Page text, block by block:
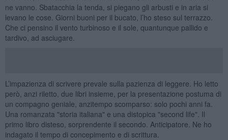
ne vanno. Sbatacchia la tenda, si piegano gli arbusti e in aria si
levano le cose. Giorni buoni per il bucato, l’ho steso sul terrazzo.
Che ci pensino il vento turbinoso e il sole, quantunque pallido e
tardivo, ad asciugare.
L’impazienza di scrivere prevale sulla pazienza di leggere. Ho letto
però, anzi riletto, due libri insieme, per la presentazione postuma di
un compagno geniale, anzitempo scomparso: solo pochi anni fa.
Una romanzata "storia italiana" e una distopica "second life". Il
primo libro disteso, sorprendente il secondo. Anticipatore. Ne ho
indagato il tempo di concepimento e di scrittura.